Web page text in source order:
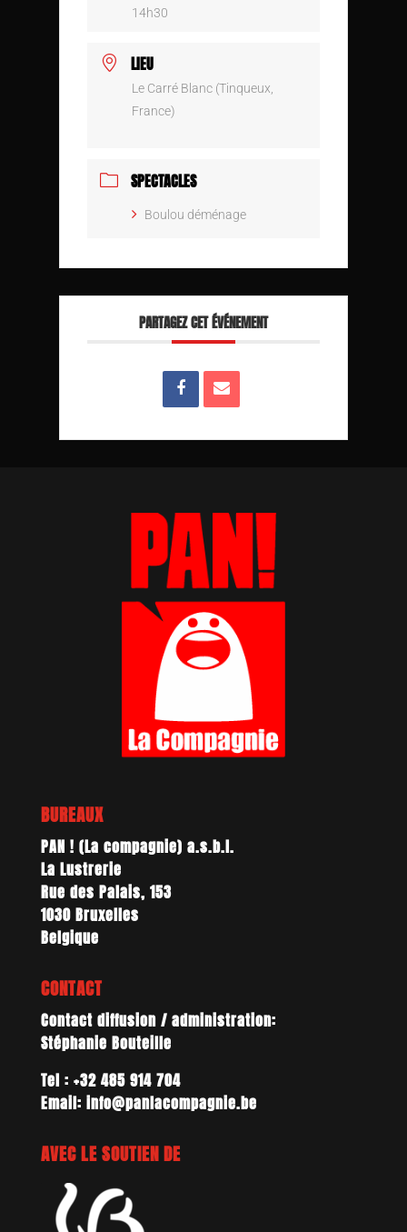
14h30
LIEU
Le Carré Blanc (Tinqueux,
France)
SPECTACLES
Boulou déménage
PARTAGEZ CET ÉVÉNEMENT
BUREAUX
PAN ! (La compagnie) a.s.b.l.
La Lustrerie
Rue des Palais, 153
1030 Bruxelles
Belgique
CONTACT
Contact diffusion / administration:
Stéphanie Bouteille
Tel : +32 485 914 704
Email: info@panlacompagnie.be
AVEC LE SOUTIEN DE